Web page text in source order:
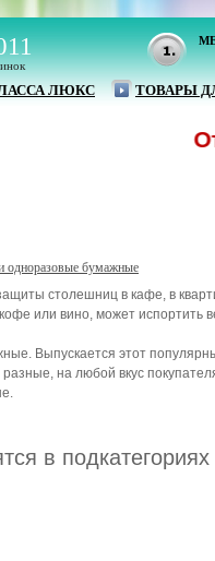
ЛЮКС ТОВАРЫ
От 1,62
одноразовые бумажные
столешниц в кафе, в
или вино, может испортить
Выпускается этот
на любой вкус
в подкатегориях